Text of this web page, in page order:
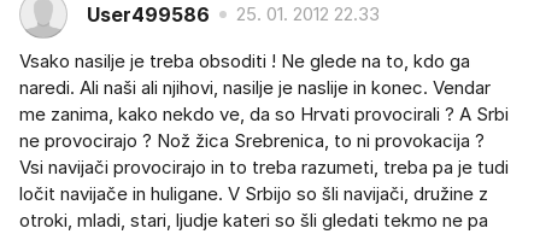
User499586 25. 01. 2012 22.33
Vsako nasilje je treba obsoditi ! Ne glede na to, kdo ga
naredi. Ali naši ali njihovi, nasilje je naslije in konec. Vendar
me zanima, kako nekdo ve, da so Hrvati provocirali ? A Srbi
ne provocirajo ? Nož žica Srebrenica, to ni provokacija ?
Vsi navijači provocirajo in to treba razumeti, treba pa je tudi
ločit navijače in huligane. V Srbijo so šli navijači, družine z
otroki, mladi, stari, ljudje kateri so šli gledati tekmo ne pa